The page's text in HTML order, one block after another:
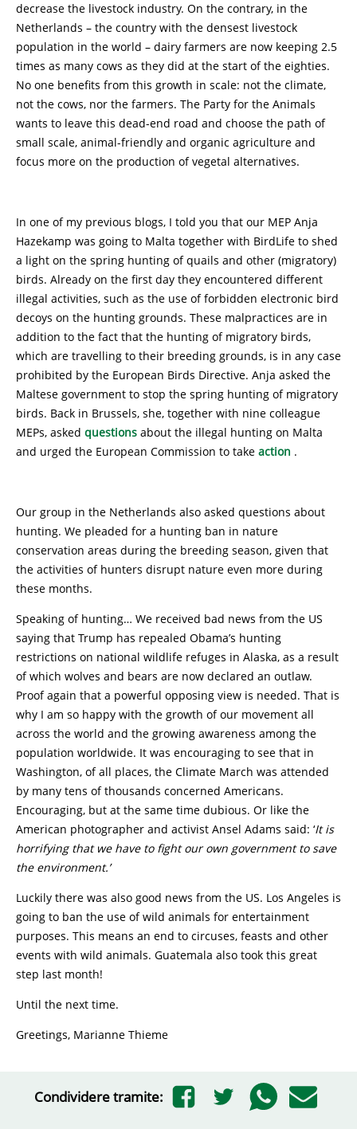
decrease the livestock industry. On the contrary, in the
Netherlands – the country with the densest livestock
population in the world – dairy farmers are now keeping 2.5
times as many cows as they did at the start of the eighties.
No one benefits from this growth in scale: not the climate,
not the cows, nor the farmers. The Party for the Animals
wants to leave this dead-end road and choose the path of
small scale, animal-friendly and organic agriculture and
focus more on the production of vegetal alternatives.
In one of my previous blogs, I told you that our MEP Anja
Hazekamp was going to Malta together with BirdLife to shed
a light on the spring hunting of quails and other (migratory)
birds. Already on the first day they encountered different
illegal activities, such as the use of forbidden electronic bird
decoys on the hunting grounds. These malpractices are in
addition to the fact that the hunting of migratory birds,
which are travelling to their breeding grounds, is in any case
prohibited by the European Birds Directive. Anja asked the
Maltese government to stop the spring hunting of migratory
birds. Back in Brussels, she, together with nine colleague
MEPs, asked questions about the illegal hunting on Malta
and urged the European Commission to take action .
Our group in the Netherlands also asked questions about
hunting. We pleaded for a hunting ban in nature
conservation areas during the breeding season, given that
the activities of hunters disrupt nature even more during
these months.
Speaking of hunting… We received bad news from the US
saying that Trump has repealed Obama’s hunting
restrictions on national wildlife refuges in Alaska, as a result
of which wolves and bears are now declared an outlaw.
Proof again that a powerful opposing view is needed. That is
why I am so happy with the growth of our movement all
across the world and the growing awareness among the
population worldwide. It was encouraging to see that in
Washington, of all places, the Climate March was attended
by many tens of thousands concerned Americans.
Encouraging, but at the same time dubious. Or like the
American photographer and activist Ansel Adams said: ‘It is
horrifying that we have to fight our own government to save
the environment.’
Luckily there was also good news from the US. Los Angeles is
going to ban the use of wild animals for entertainment
purposes. This means an end to circuses, feasts and other
events with wild animals. Guatemala also took this great
step last month!
Until the next time.
Greetings, Marianne Thieme
Condividere tramite: